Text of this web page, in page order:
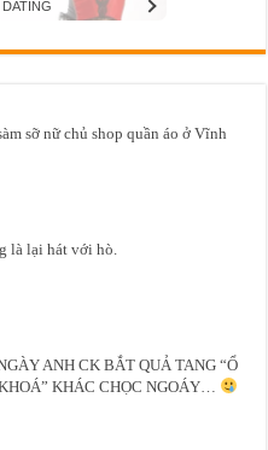
sỡ nữ chủ shop quần áo ở Vĩnh
là lại hát với hò.
ANH CK BẮT QUẢ TANG “Ổ
KHÁC CHỌC NGOÁY…